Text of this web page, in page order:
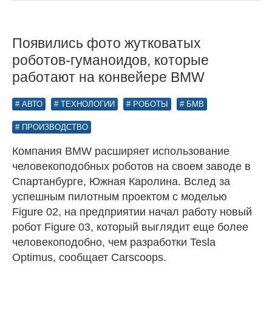
Появились фото жутковатых
роботов-гуманоидов, которые
работают на конвейере BMW
АВТО ТЕХНОЛОГИИ РОБОТЫ БМВ
ПРОИЗВОДСТВО
Компания BMW расширяет использование
человекоподобных роботов на своем заводе в
Спартанбурге, Южная Каролина. Вслед за
успешным пилотным проектом с моделью
Figure 02, на предприятии начал работу новый
робот Figure 03, который выглядит еще более
человекоподобно, чем разработки Tesla
Optimus, сообщает Carscoops.